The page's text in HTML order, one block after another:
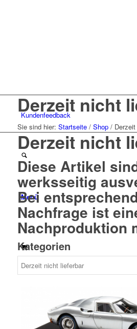
Kundenfeedback
Menü
Derzeit nicht
Sie sind hier: Startseite / Shop /
Derzeit nicht
Diese Artikel
werksseitig
Bei
Nachfrage ist
Nachproduktion
Kategorien